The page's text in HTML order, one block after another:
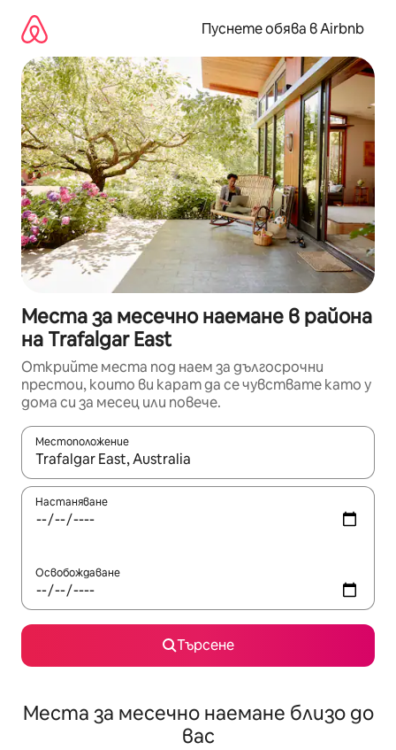
съдържанието
Пуснете обява в Airbnb
Места за месечно наемане в района
на Trafalgar East
Открийте места под наем за дългосрочни
престои, които ви карат да се чувствате като у
дома си за месец или повече.
Местоположение
Когато резултатите се покажат, използвайте
Настаняване
Освобождаване
Търсене
Места за месечно наемане близо до
вас